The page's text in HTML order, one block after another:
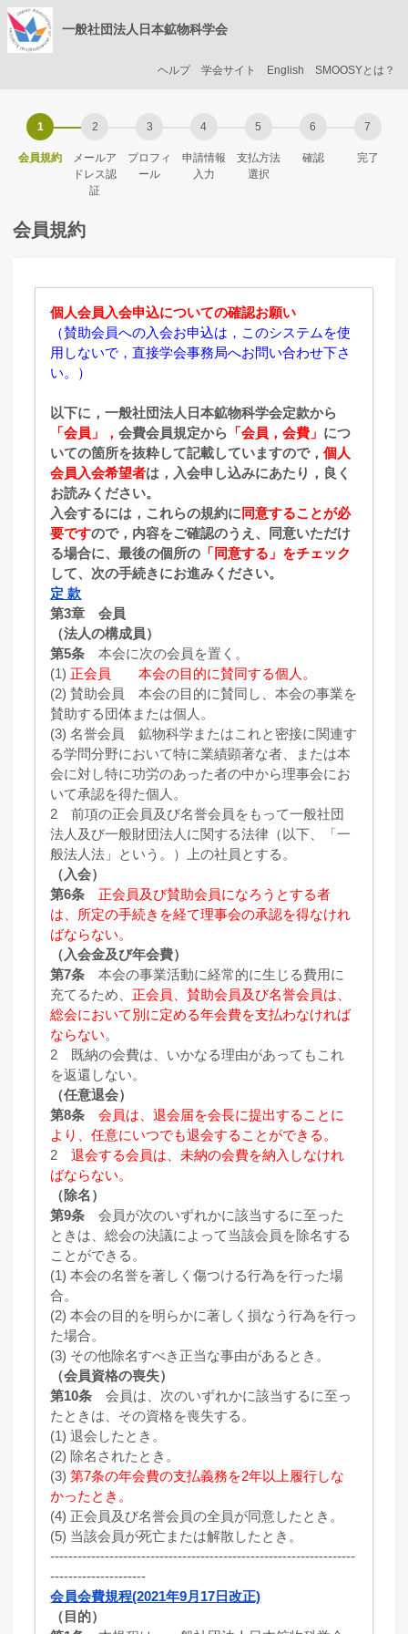
一般社団法人日本鉱物科学会
ヘルプ 学会サイト English SMOOSYとは？
会員規約
メールア
ドレス認
証
プロフィ
ール
申請情報
入力
支払方法
選択
確認 完了
会員規約
個人会員入会申込についての確認お願い
（賛助会員への入会お申込は，このシステムを使
用しないで，直接学会事務局へお問い合わせ下さ
い。）
以下に，一般社団法人日本鉱物科学会定款から
「会員」，会費会員規定から 「会員，会費」 につ
いての箇所を抜粋して記載していますので，個人
会員入会希望者は，入会申し込みにあたり，良く
お読みください。
入会するには，これらの規約に 同意することが必
要ですので，内容をご確認のうえ、同意いただけ
る場合に、最後の個所の 「同意する」をチェック
して、次の手続きにお進みください。
定 款
第3章 会員
（法人の構成員）
第5条 本会に次の会員を置く。
(1) 正会員 本会の目的に賛同する個人。
(2) 賛助会員 本会の目的に賛同し、本会の事業を
賛助する団体または個人。
(3) 名誉会員 鉱物科学またはこれと密接に関連す
る学問分野において特に業績顕著な者、または本
会に対し特に功労のあった者の中から理事会にお
いて承認を得た個人。
2 前項の正会員及び名誉会員をもって一般社団
法人及び一般財団法人に関する法律（以下、「一
般法人法」という。）上の社員とする。
（入会）
第6条
正会員及び賛助会員になろうとする者
は、所定の手続きを経て理事会の承認を得なけれ
ばならない。
（入会金及び年会費）
第7条 本会の事業活動に経常的に生じる費用に
充てるため、 正会員、賛助会員及び名誉会員は、
総会において別に定める年会費を支払わなければ
ならない。
2 既納の会費は、いかなる理由があってもこれ
を返還しない。
（任意退会）
第8条
会員は、退会届を会長に提出することに
より、任意にいつでも退会することができる。
2退会する会員は、未納の会費を納入しなけれ
ばならない。
（除名）
第9条 会員が次のいずれかに該当するに至った
ときは、総会の決議によって当該会員を除名する
ことができる。
(1) 本会の名誉を著しく傷つける行為を行った場
合。
(2) 本会の目的を明らかに著しく損なう行為を行っ
た場合。
(3) その他除名すべき正当な事由があるとき。
（会員資格の喪失）
第10条 会員は、次のいずれかに該当するに至っ
たときは、その資格を喪失する。
(1) 退会したとき。
(2) 除名されたとき。
(3)第7条の年会費の支払義務を2年以上履行しな
かったとき。
(4) 正会員及び名誉会員の全員が同意したとき。
(5) 当該会員が死亡または解散したとき。
-------------------------------------------------------------------
---------------------
会員会費規程(2021年9月17日改正)
（目的）